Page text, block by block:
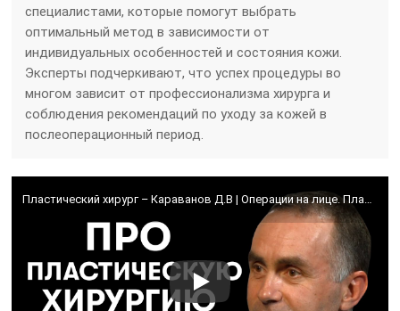
специалистами, которые помогут выбрать
оптимальный метод в зависимости от
индивидуальных особенностей и состояния кожи.
Эксперты подчеркивают, что успех процедуры во
многом зависит от профессионализма хирурга и
соблюдения рекомендаций по уходу за кожей в
послеоперационный период.